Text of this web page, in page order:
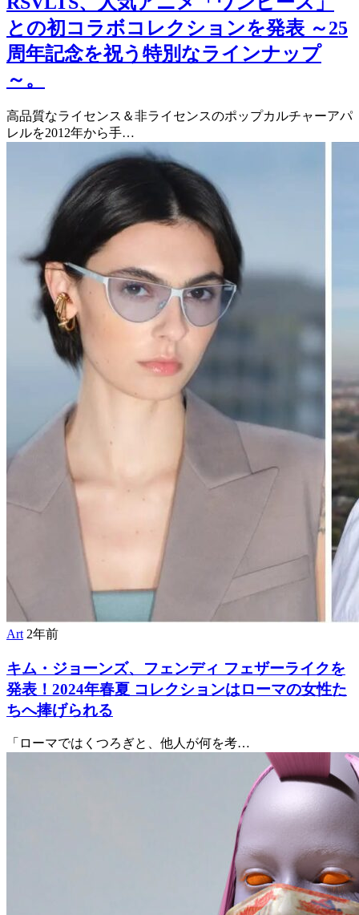
との初コラボコレクションを発表 ～25
周年記念を祝う特別なラインナップ
～。
高品質なライセンス＆非ライセンスのポップカルチャーアパ
レルを2012年から手…
Art 2年前
キム・ジョーンズ、フェンディ フェザーライクを
発表！2024年春夏 コレクションはローマの女性た
ちへ捧げられる
「ローマではくつろぎと、他人が何を考…